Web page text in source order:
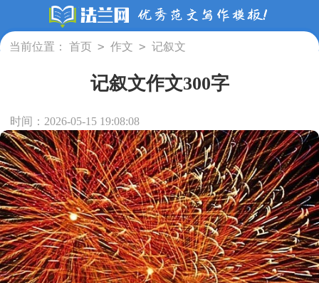
当前位置： 首页 > 作文 > 记叙文
记叙文作文300字
时间：2026-05-15 19:08:08